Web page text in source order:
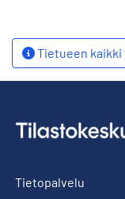
Tietueen
Tietopalvelu